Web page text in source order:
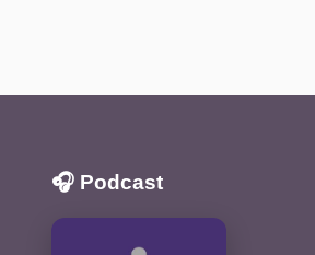
🎧 Podcast